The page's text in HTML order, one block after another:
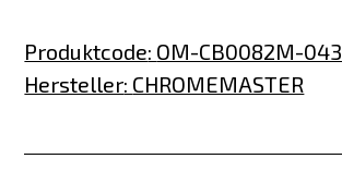
Produktcode: OM-CB0082M-043
Hersteller: CHROMEMASTER